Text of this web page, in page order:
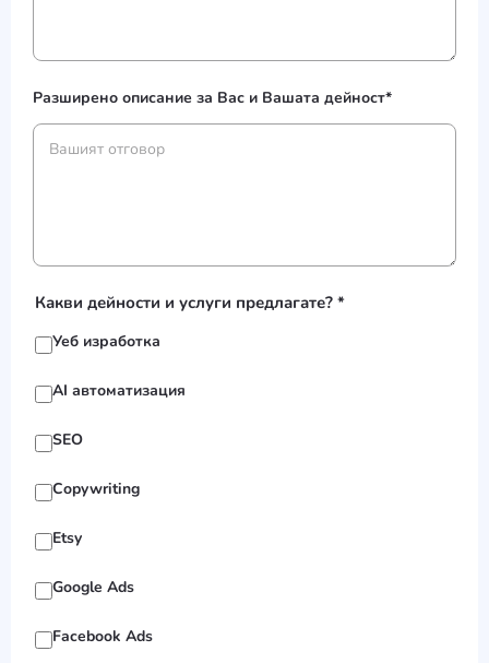
Разширено описание за Вас и Вашата дейност*
Какви дейности и услуги предлагате? *
Уеб изработка
AI автоматизация
SEO
Copywriting
Etsy
Google Ads
Facebook Ads